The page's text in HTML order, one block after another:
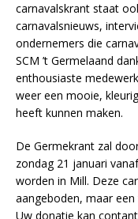
carnavalskrant staat
carnavalsnieuws,
ondernemers die
SCM ’t Germelaand
enthousiaste
weer een mooie,
heeft kunnen maken.
De Germekrant zal
zondag 21 januari
worden in Mill. Deze
aangeboden, maar
Uw donatie kan